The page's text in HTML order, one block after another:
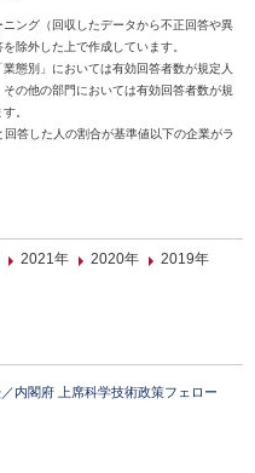
ング（回収したデータから不正回答や異
除外した上で作成しています。
態別」においては有効回答者数が規定人
の他の部門においては有効回答者数が規
。
答した人の割合が基準値以下の企業がラ
2021年 2020年
2019年
内閣府 上席科学技術政策フェロー